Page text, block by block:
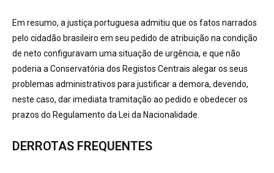
Em resumo, a justiça portuguesa admitiu que os fatos narrados
pelo cidadão brasileiro em seu pedido de atribuição na condição
de neto configuravam uma situação de urgência, e que não
poderia a Conservatória dos Registos Centrais alegar os seus
problemas administrativos para justificar a demora, devendo,
neste caso, dar imediata tramitação ao pedido e obedecer os
prazos do Regulamento da Lei da Nacionalidade.
DERROTAS FREQUENTES